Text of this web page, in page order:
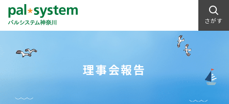
さがす
理事会報告